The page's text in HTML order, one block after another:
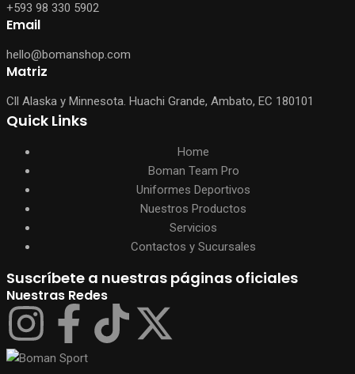
+593 98 330 5902
Email
hello@bomanshop.com
Matriz
Cll Alaska y Minnesota. Huachi Grande, Ambato, EC 180101
Quick Links
Home
Boman Team Pro
Uniformes Deportivos
Nuestros Productos
Servicios
Contactos y Sucursales
Suscríbete a nuestras páginas oficiales
Nuestras Redes